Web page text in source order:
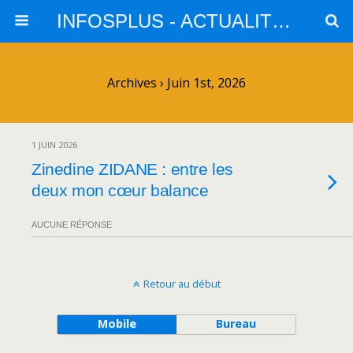
INFOSPLUS - ACTUALITES et INFOS
Archives › Juin 1st, 2026
1 JUIN 2026
Zinedine ZIDANE : entre les
deux mon cœur balance
AUCUNE RÉPONSE
Retour au début
Mobile Bureau